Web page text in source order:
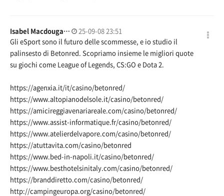
Isabel Macdouga…
25-09-08 23:51
Gli eSport sono il futuro delle scommesse, e io studio il
palinsesto di Betonred. Scopriamo insieme le migliori quote
su giochi come League of Legends, CS:GO e Dota 2.
https://agenxia.it/it/casino/betonred/
https://www.altopianodelsole.it/casino/betonred/
https://amicireggiavenariareale.com/casino/betonred/
https://www.assist-informatique.fr/casino/betonred/
https://www.atelierdelvapore.com/casino/betonred/
https://atuttavita.com/casino/betonred
https://www.bed-in-napoli.it/casino/betonred/
https://www.besthotelsinitaly.com/casino/betonred/
https://branddiretto.com/casino/betonred/
http://campingeuropa.org/casino/betonred/